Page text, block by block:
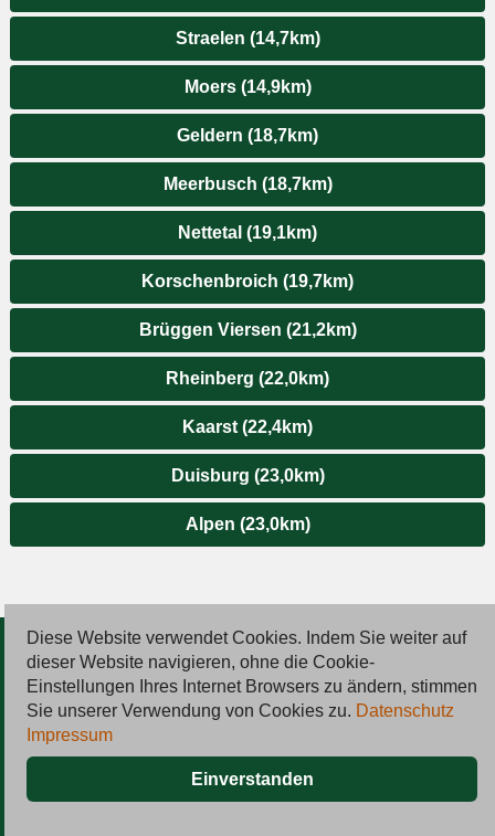
Straelen (14,7km)
Moers (14,9km)
Geldern (18,7km)
Meerbusch (18,7km)
Nettetal (19,1km)
Korschenbroich (19,7km)
Brüggen Viersen (21,2km)
Rheinberg (22,0km)
Kaarst (22,4km)
Duisburg (23,0km)
Alpen (23,0km)
© 2026 Deutsche Jobmarkt GmbH
Inserieren
Kontakt
AGB
Diese Website verwendet Cookies. Indem Sie weiter auf
dieser Website navigieren, ohne die Cookie-
Einstellungen Ihres Internet Browsers zu ändern, stimmen
Sie unserer Verwendung von Cookies zu. Datenschutz
Impressum
Einverstanden